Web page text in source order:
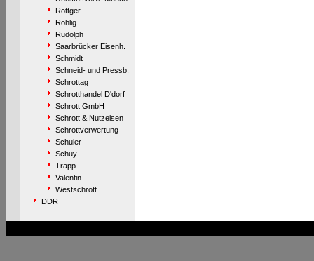
Röttger
Röhlig
Rudolph
Saarbrücker Eisenh.
Schmidt
Schneid- und Pressb.
Schrottag
Schrotthandel D'dorf
Schrott GmbH
Schrott & Nutzeisen
Schrottverwertung
Schuler
Schuy
Trapp
Valentin
Westschrott
DDR